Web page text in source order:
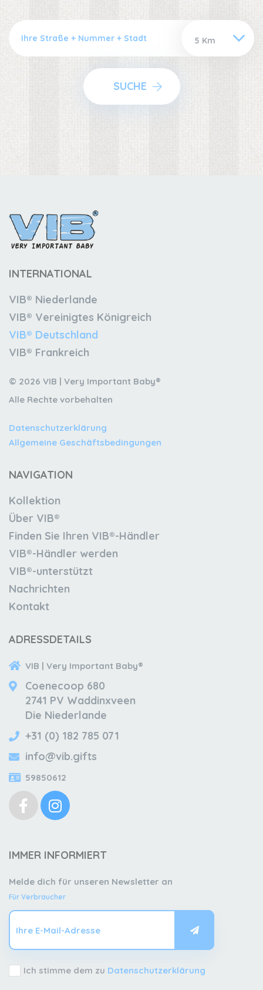
SUCHE
INTERNATIONAL
VIB® Niederlande
VIB® Vereinigtes Königreich
VIB® Deutschland
VIB® Frankreich
© 2026 VIB | Very Important Baby®
Alle Rechte vorbehalten
Datenschutzerklärung
Allgemeine Geschäftsbedingungen
NAVIGATION
Kollektion
Über VIB®
Finden Sie Ihren VIB®-Händler
VIB®-Händler werden
VIB®-unterstützt
Nachrichten
Kontakt
ADRESSDETAILS
VIB | Very Important Baby®
Coenecoop 680
2741 PV Waddinxveen
Die Niederlande
+31 (0) 182 785 071
info@vib.gifts
59850612
IMMER INFORMIERT
Melde dich für unseren Newsletter an
Für Verbraucher
Ich stimme dem zu Datenschutzerklärung